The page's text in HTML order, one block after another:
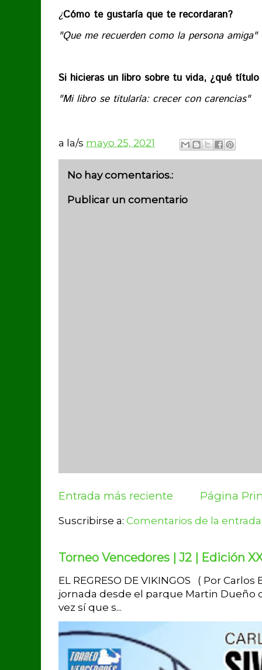
¿Cómo te gustaría que te recordaran?
"Que me recuerden como la persona amiga"
Si hicieras un libro sobre tu vida, ¿qué título
"Mi libro se titularía: crecer con carencias"
a la/s mayo 25, 2021
No hay comentarios.:
Publicar un comentario
Entrada más reciente Página
Suscribirse a: Comentarios de la
Torneo Vencedores | J2 | Edición
EL REGRESO DE VIKINGOS ( Por
jornada desde el parque Martin Dueño
vez sí que s...